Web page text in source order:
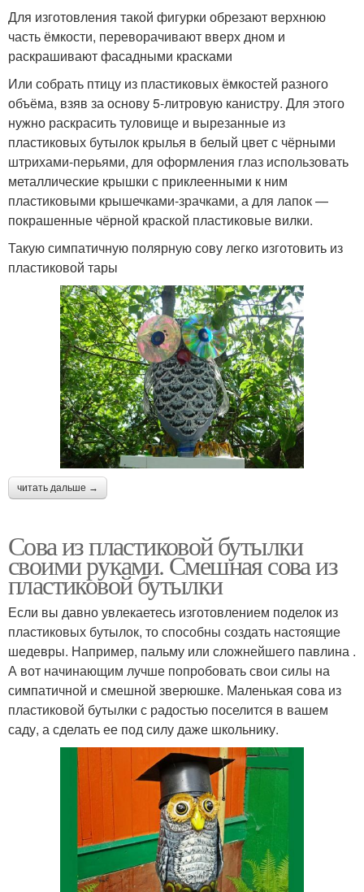
Для изготовления такой фигурки обрезают верхнюю
часть ёмкости, переворачивают вверх дном и
раскрашивают фасадными красками
Или собрать птицу из пластиковых ёмкостей разного
объёма, взяв за основу 5-литровую канистру. Для этого
нужно раскрасить туловище и вырезанные из
пластиковых бутылок крылья в белый цвет с чёрными
штрихами-перьями, для оформления глаз использовать
металлические крышки с приклеенными к ним
пластиковыми крышечками-зрачками, а для лапок —
покрашенные чёрной краской пластиковые вилки.
Такую симпатичную полярную сову легко изготовить из
пластиковой тары
читать дальше →
Сова из пластиковой бутылки
своими руками. Смешная сова из
пластиковой бутылки
Если вы давно увлекаетесь изготовлением поделок из
пластиковых бутылок, то способны создать настоящие
шедевры. Например, пальму или сложнейшего павлина .
А вот начинающим лучше попробовать свои силы на
симпатичной и смешной зверюшке. Маленькая сова из
пластиковой бутылки с радостью поселится в вашем
саду, а сделать ее под силу даже школьнику.